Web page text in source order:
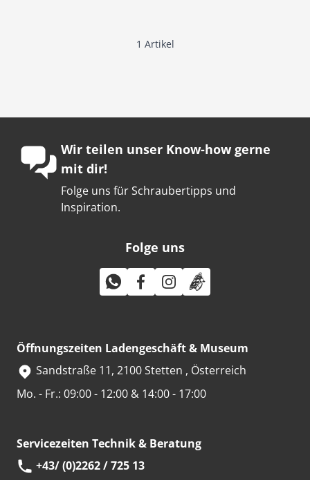
1 Artikel
Wir teilen unser Know-how gerne
mit dir!
Folge uns für Schraubertipps und
Inspiration.
Folge uns
Öffnungszeiten Ladengeschäft & Museum
Sandstraße 11, 2100 Stetten , Österreich
Mo. - Fr.: 09:00 - 12:00 & 14:00 - 17:00
Servicezeiten Technik & Beratung
+43/ (0)2262 / 725 13